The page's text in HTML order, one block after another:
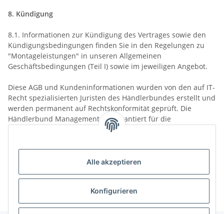
Alle akzeptieren
Konfigurieren
8. Kündigung
8.1. Informationen zur Kündigung des Vertrages sowie den
Kündigungsbedingungen finden Sie in den Regelungen zu
"Montageleistungen" in unseren Allgemeinen
Geschäftsbedingungen (Teil I) sowie im jeweiligen Angebot.
Diese AGB und Kundeninformationen wurden von den auf IT-
Recht spezialisierten Juristen des Händlerbundes erstellt und
werden permanent auf Rechtskonformität geprüft. Die
Händlerbund Management AG garantiert für die
Rechtssicherheit der Texte und haftet im Falle von
unter:https://www.haendlerbund.de/de/leistungen/
rechtssicherheit/agb-service.